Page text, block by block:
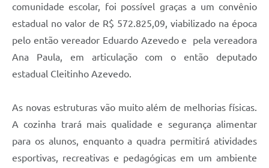
comunidade escolar, foi possível graças a um convênio
estadual no valor de R$ 572.825,09, viabilizado na época
pelo então vereador Eduardo Azevedo e pela vereadora
Ana Paula, em articulação com o então deputado
estadual Cleitinho Azevedo.
As novas estruturas vão muito além de melhorias físicas.
A cozinha trará mais qualidade e segurança alimentar
para os alunos, enquanto a quadra permitirá atividades
esportivas, recreativas e pedagógicas em um ambiente